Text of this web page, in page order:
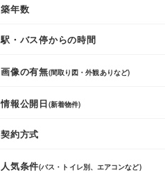
築年数
駅・バス停からの時間
画像の有無(間取り図・外観ありなど)
情報公開日(新着物件)
契約方式
人気条件(バス・トイレ別、エアコンなど)